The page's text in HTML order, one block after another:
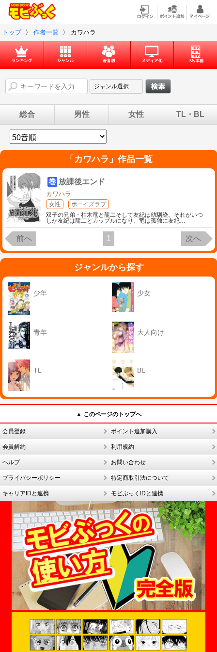
トップ 〉 作者一覧 〉 カワハラ
総合 男性 女性 TL・BL
「 カワハラ 」作品一覧
巻 放課後エンド
カワハラ
女性
ボーイズラブ
双子の兄弟・柏木竜と龍二そして友紀は幼馴染。それがいつ
しか友紀は龍二とカップルになり、竜は孤独に友紀…
前へ 1 次へ
ジャンルから探す
少年 少女
青年 大人向け
TL BL
▲ このページのトップへ
会員登録 ポイント追加購入
会員解約 利用規約
ヘルプ お問い合わせ
プライバシーポリシー 特定商取引法について
キャリアIDと連携 モビぶっくIDと連携